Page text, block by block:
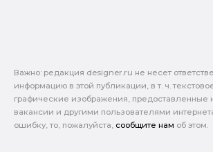
Важно: pедакция designer.ru не несет
информацию в этой публикации, в т. ч.
графические изображения, предоставленные
вакансии и другими пользователями
ошибку, то, пожалуйста, сообщите нам об этом.